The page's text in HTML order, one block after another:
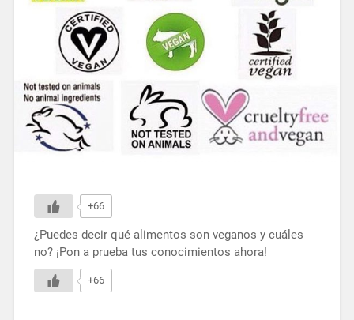
+66
¿Puedes decir qué alimentos son veganos y cuáles
no? ¡Pon a prueba tus conocimientos ahora!
+66